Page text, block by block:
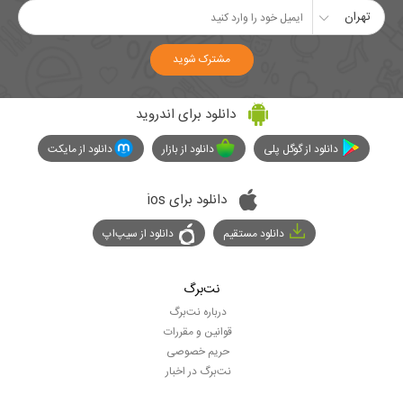
تهران
مشترک شوید
دانلود برای اندروید
دانلود از گوگل پلی دانلود از بازار دانلود از مایکت
دانلود برای ios
دانلود مستقیم دانلود از سیپ‌اپ
نت‌برگ
درباره نت‌برگ
قوانین و مقررات
حریم خصوصی
نت‌برگ در اخبار